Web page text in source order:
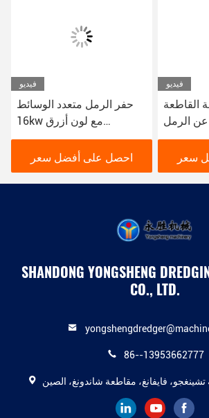
فيديو
حفر الرمل متعدد الوسائط
16kw مع لون أزرق
للاحتياجات المختلفة
لاستخراج الرمل
احصل على أفضل سعر
فيديو
بوصة القاطعة
الرمل
للبيع
سعر
SHANDONG YONGSHENG
CO., LTD.
86--13953662777